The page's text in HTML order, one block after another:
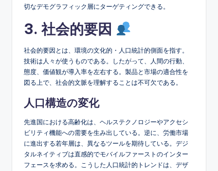
切なデモグラフィック層にターゲティングできる。
3. 社会的要因
社会的要因とは、環境の文化的・人口統計的側面を指す。
技術は人々が使うものである。したがって、人間の行動、
態度、価値観が導入率を左右する。製品と市場の適合性を
図る上で、社会的文脈を理解することは不可欠である。
人口構造の変化
先進国における高齢化は、ヘルステクノロジーやアクセシ
ビリティ機能への需要を生み出している。逆に、労働市場
に進出する若年層は、異なるツールを期待している。デジ
タルネイティブは直感的でモバイルファーストのインター
フェースを求める。こうした人口統計的トレンドは、デザ